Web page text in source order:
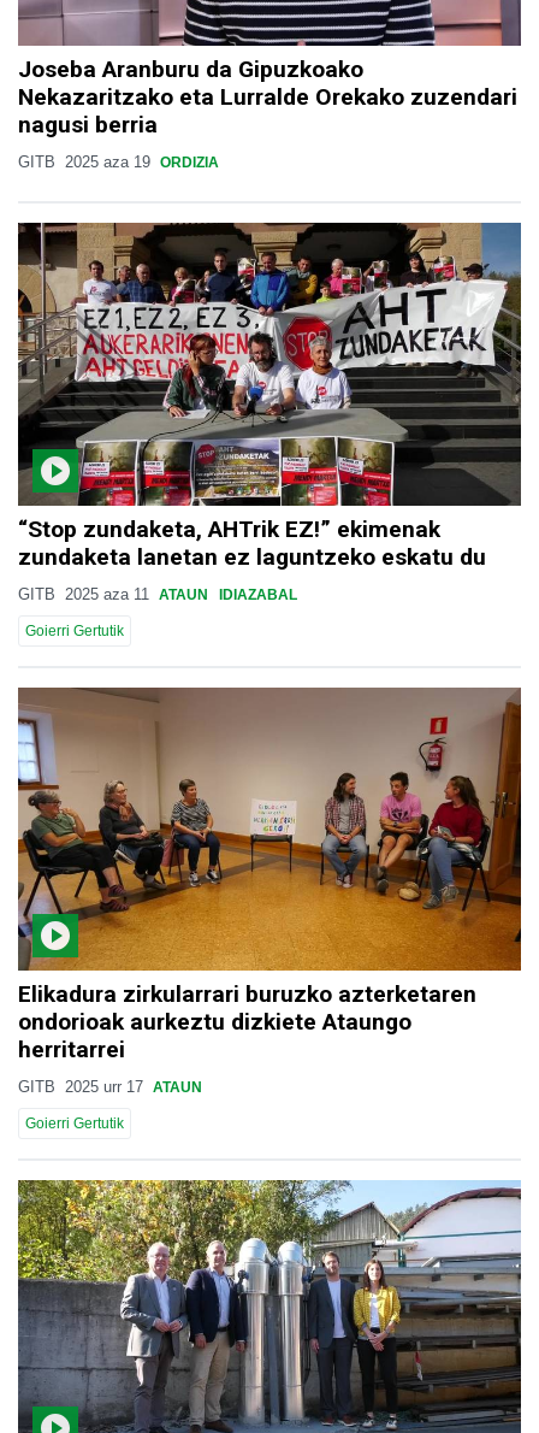
Joseba Aranburu da Gipuzkoako
Nekazaritzako eta Lurralde Orekako zuzendari
nagusi berria
GITB 2025 aza 19 ORDIZIA
“Stop zundaketa, AHTrik EZ!” ekimenak
zundaketa lanetan ez laguntzeko eskatu du
GITB 2025 aza 11 ATAUN IDIAZABAL
Goierri Gertutik
Elikadura zirkularrari buruzko azterketaren
ondorioak aurkeztu dizkiete Ataungo
herritarrei
GITB 2025 urr 17 ATAUN
Goierri Gertutik